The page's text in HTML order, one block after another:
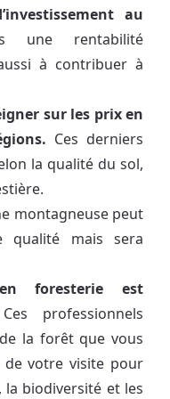
au
une rentabilité
à contribuer à
sur les prix en
Ces derniers
la qualité du sol,
montagneuse peut
mais sera
foresterie est
professionnels
la forêt que vous
de votre visite pour
la biodiversité et les